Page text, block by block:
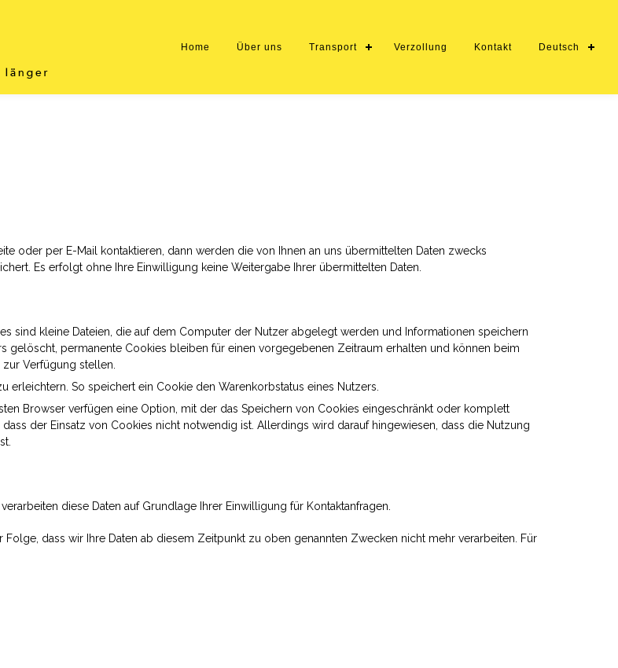
Home Über uns Transport Verzollung Kontakt Deutsch
oder per E-Mail kontaktieren, dann werden die von Ihnen an uns übermittelten Daten zwecks
Es erfolgt ohne Ihre Einwilligung keine Weitergabe Ihrer übermittelten Daten.
sind kleine Dateien, die auf dem Computer der Nutzer abgelegt werden und Informationen speichern
gelöscht, permanente Cookies bleiben für einen vorgegebenen Zeitraum erhalten und können beim
Verfügung stellen.
So speichert ein Cookie den Warenkorbstatus eines Nutzers.
Browser verfügen eine Option, mit der das Speichern von Cookies eingeschränkt oder komplett
der Einsatz von Cookies nicht notwendig ist. Allerdings wird darauf hingewiesen, dass die Nutzung
diese Daten auf Grundlage Ihrer Einwilligung für Kontaktanfragen.
dass wir Ihre Daten ab diesem Zeitpunkt zu oben genannten Zwecken nicht mehr verarbeiten. Für